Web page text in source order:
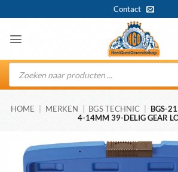
naar
inhoud
Contact
Producten
zoeken
HOME MERKEN BGS TECHNIC
BGS-
4-14MM 39-DELIG GEAR